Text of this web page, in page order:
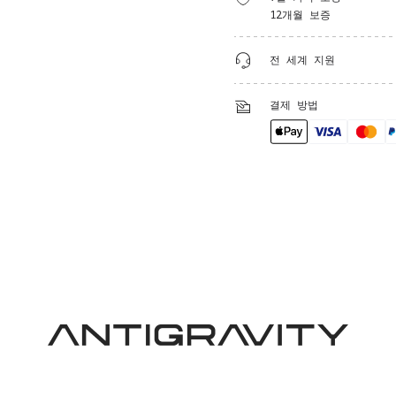
12개월 보증
전 세계 지원
결제 방법